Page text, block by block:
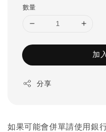
數量
加
分享
如果可能會併單請使用銀